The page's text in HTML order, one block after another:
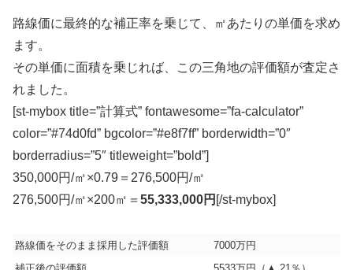
路線価に最終的な補正率を乗じて、㎡あたりの単価を求め
ます。
その単価に面積を乗じれば、この三角地の評価額が査定さ
れました。
[st-mybox title=”計算式” fontawesome=”fa-calculator”
color=”#74d0fd” bgcolor=”#e8f7ff” borderwidth=”0″
borderradius=”5″ titleweight=”bold”]
350,000円/㎡×0.79＝276,500円/㎡
276,500円/㎡×200㎡＝ 55,333,000円 [/st-mybox]
路線価をそのまま採用した評価額
7000万円